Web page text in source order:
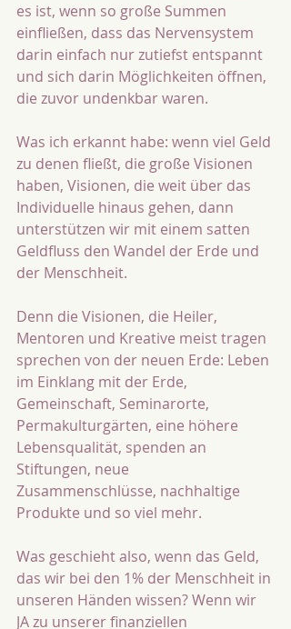
es ist, wenn so große Summen
einfließen, dass das Nervensystem
darin einfach nur zutiefst entspannt
und sich darin Möglichkeiten öffnen,
die zuvor undenkbar waren.
Was ich erkannt habe: wenn viel Geld
zu denen fließt, die große Visionen
haben, Visionen, die weit über das
Individuelle hinaus gehen, dann
unterstützen wir mit einem satten
Geldfluss den Wandel der Erde und
der Menschheit.
Denn die Visionen, die Heiler,
Mentoren und Kreative meist tragen
sprechen von der neuen Erde: Leben
im Einklang mit der Erde,
Gemeinschaft, Seminarorte,
Permakulturgärten, eine höhere
Lebensqualität, spenden an
Stiftungen, neue
Zusammenschlüsse, nachhaltige
Produkte und so viel mehr.
Was geschieht also, wenn das Geld,
das wir bei den 1% der Menschheit in
unseren Händen wissen? Wenn wir
JA zu unserer finanziellen